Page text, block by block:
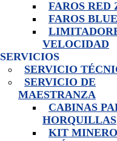
FAROS RED
FAROS
VELOCIDAD
SERVICIOS
SERVICIO
SERVICIO DE
MAESTRANZA
CABINAS
HORQUILLAS
KIT